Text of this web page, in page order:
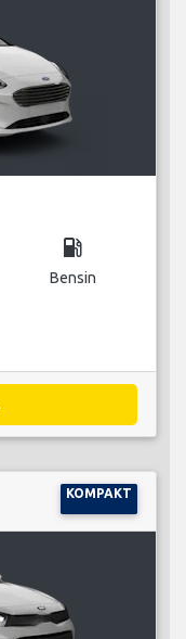
local_gas_station
Bensin
KOMPAKT